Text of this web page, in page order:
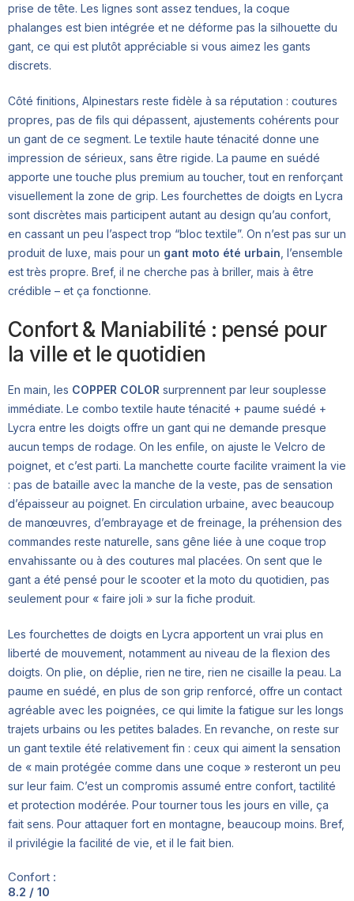
prise de tête. Les lignes sont assez tendues, la coque
phalanges est bien intégrée et ne déforme pas la silhouette du
gant, ce qui est plutôt appréciable si vous aimez les gants
discrets.
Côté finitions, Alpinestars reste fidèle à sa réputation : coutures
propres, pas de fils qui dépassent, ajustements cohérents pour
un gant de ce segment. Le textile haute ténacité donne une
impression de sérieux, sans être rigide. La paume en suédé
apporte une touche plus premium au toucher, tout en renforçant
visuellement la zone de grip. Les fourchettes de doigts en Lycra
sont discrètes mais participent autant au design qu’au confort,
en cassant un peu l’aspect trop “bloc textile”. On n’est pas sur un
produit de luxe, mais pour un gant moto été urbain , l’ensemble
est très propre. Bref, il ne cherche pas à briller, mais à être
crédible – et ça fonctionne.
Confort & Maniabilité : pensé pour
la ville et le quotidien
En main, les COPPER COLOR surprennent par leur souplesse
immédiate. Le combo textile haute ténacité + paume suédé +
Lycra entre les doigts offre un gant qui ne demande presque
aucun temps de rodage. On les enfile, on ajuste le Velcro de
poignet, et c’est parti. La manchette courte facilite vraiment la vie
: pas de bataille avec la manche de la veste, pas de sensation
d’épaisseur au poignet. En circulation urbaine, avec beaucoup
de manœuvres, d’embrayage et de freinage, la préhension des
commandes reste naturelle, sans gêne liée à une coque trop
envahissante ou à des coutures mal placées. On sent que le
gant a été pensé pour le scooter et la moto du quotidien, pas
seulement pour « faire joli » sur la fiche produit.
Les fourchettes de doigts en Lycra apportent un vrai plus en
liberté de mouvement, notamment au niveau de la flexion des
doigts. On plie, on déplie, rien ne tire, rien ne cisaille la peau. La
paume en suédé, en plus de son grip renforcé, offre un contact
agréable avec les poignées, ce qui limite la fatigue sur les longs
trajets urbains ou les petites balades. En revanche, on reste sur
un gant textile été relativement fin : ceux qui aiment la sensation
de « main protégée comme dans une coque » resteront un peu
sur leur faim. C’est un compromis assumé entre confort, tactilité
et protection modérée. Pour tourner tous les jours en ville, ça
fait sens. Pour attaquer fort en montagne, beaucoup moins. Bref,
il privilégie la facilité de vie, et il le fait bien.
Confort :
8.2 / 10